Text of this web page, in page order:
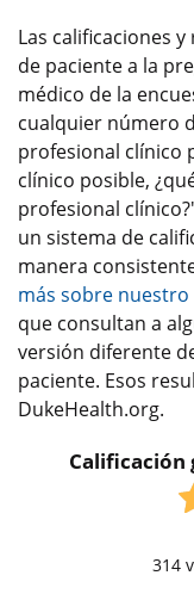
Las calificaciones
de paciente a la
médico de la
cualquier número
profesional clínico
clínico posible,
profesional
un sistema de
manera
más sobre
que consultan a
versión diferente
paciente. Esos
DukeHealth.org.
Calificación
314